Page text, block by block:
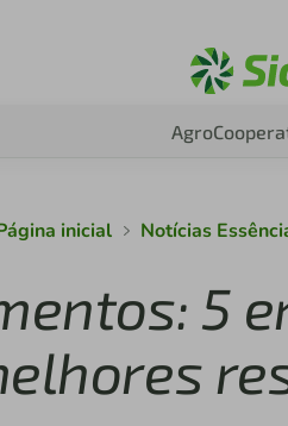
Agro
inicial Notícias
5